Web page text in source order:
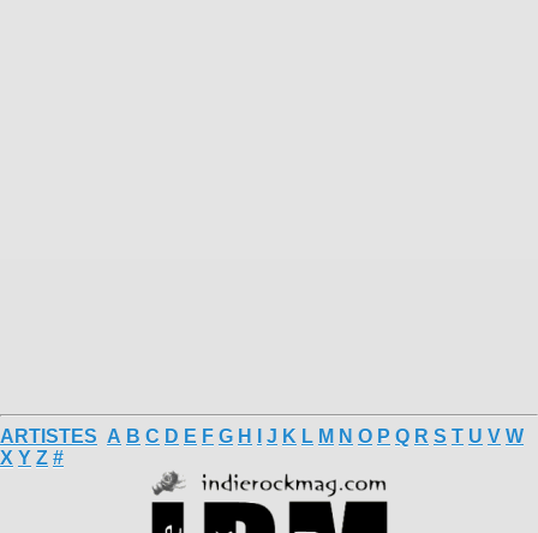
ARTISTES A B C D E F G H J K L M N O P Q R S T U V W
X Y Z #